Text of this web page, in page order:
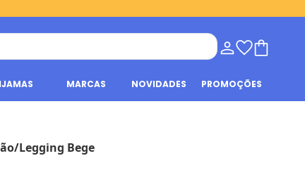
MARCAS NOVIDADES PROMOÇÕES
Legging Bege